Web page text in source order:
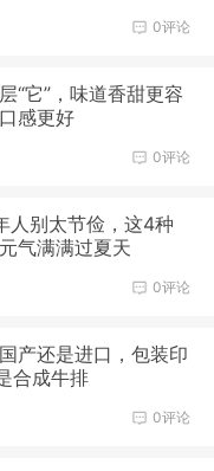
0评论
“它”，味道香甜更容
感更好
0评论
人别太节俭，这4种
气满满过夏天
0评论
产还是进口，包装印
合成牛排
0评论